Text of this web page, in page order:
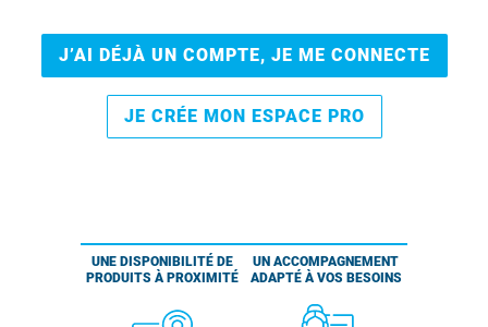
J’AI DÉJÀ UN COMPTE, JE ME CONNECTE
JE CRÉE MON ESPACE PRO
UNE DISPONIBILITÉ DE
PRODUITS À PROXIMITÉ
UN ACCOMPAGNEMENT
ADAPTÉ À VOS BESOINS